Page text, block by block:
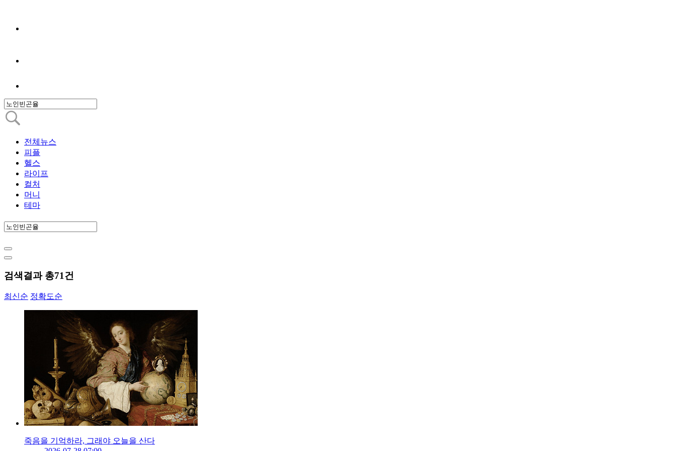
전체뉴스
피플
헬스
라이프
컬처
머니
테마
검색결과 총71건
최신순 정확도순
죽음을 기억하라, 그래야 오늘을 산다